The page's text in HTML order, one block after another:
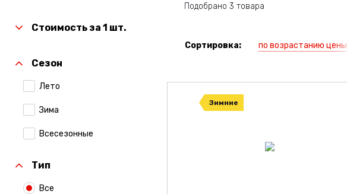
Стоимость за 1 шт.
Сезон
Лето
Зима
Всесезонные
Тип
Все
Подобрано 3 товара
Сортировка: по возрастанию цены
Зимние